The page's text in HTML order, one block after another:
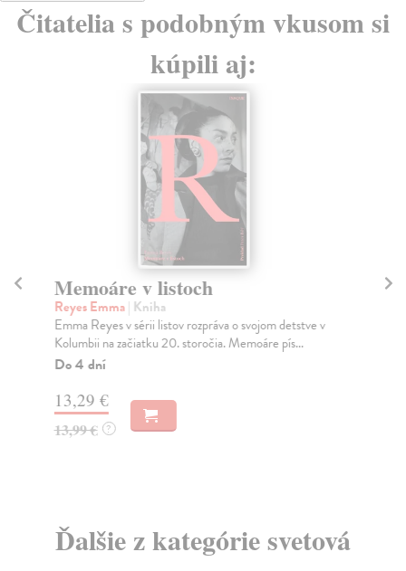
Čitatelia s podobným vkusom si
kúpili aj:
Memoáre v listoch
Reyes Emma| Kniha
Emma Reyes v sérii listov rozpráva o svojom detstve v
Kolumbii na začiatku 20. storočia. Memoáre pís...
Do 4 dní
13,29 €
13,99 € ?
Ďalšie z kategórie svetová